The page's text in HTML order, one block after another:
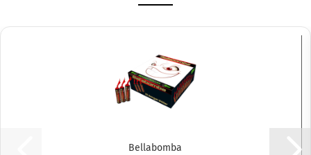
Bellabomba